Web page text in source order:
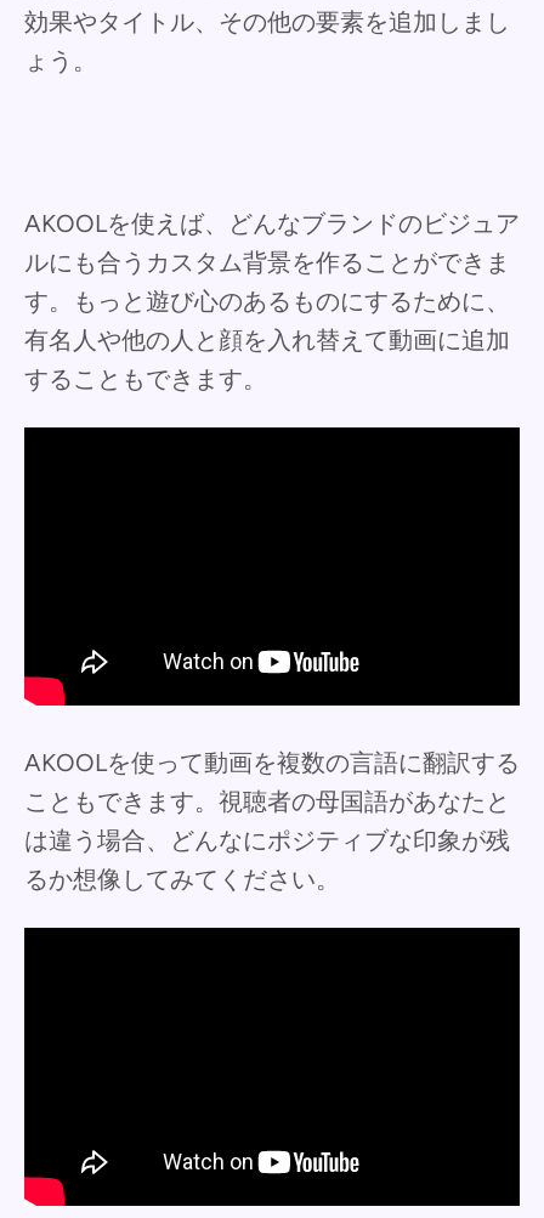
効果やタイトル、その他の要素を追加しまし
ょう。
AKOOLを使えば、どんなブランドのビジュア
ルにも合うカスタム背景を作ることができま
す。もっと遊び心のあるものにするために、
有名人や他の人と顔を入れ替えて動画に追加
することもできます。
AKOOLを使って動画を複数の言語に翻訳する
こともできます。視聴者の母国語があなたと
は違う場合、どんなにポジティブな印象が残
るか想像してみてください。